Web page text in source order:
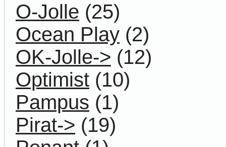
O-Jolle (25)
Ocean Play (2)
OK-Jolle-> (12)
Optimist (10)
Pampus (1)
Pirat-> (19)